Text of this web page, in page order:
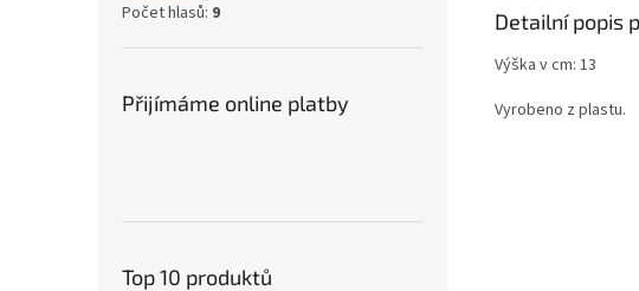
Počet hlasů: 9
Přijímáme online platby
Top 10 produktů
Detailní popis
Výška v cm: 13
Vyrobeno z plastu.